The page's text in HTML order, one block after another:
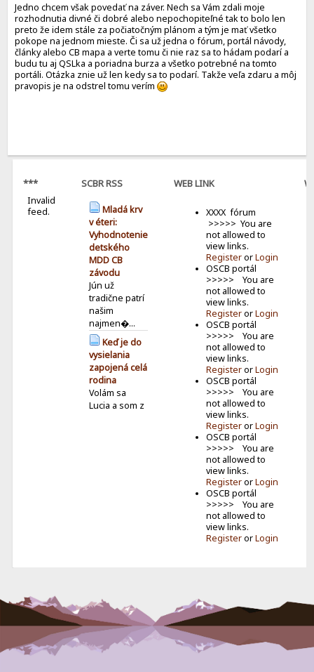
Jedno chcem však povedať na záver. Nech sa Vám zdali moje
rozhodnutia divné či dobré alebo nepochopiteľné tak to bolo len
preto že idem stále za počiatočným plánom a tým je mať všetko
pokope na jednom mieste. Či sa už jedna o fórum, portál návody,
články alebo CB mapa a verte tomu či nie raz sa to hádam podarí a
budu tu aj QSLka a poriadna burza a všetko potrebné na tomto
portáli. Otázka znie už len kedy sa to podarí. Takže veľa zdaru a môj
pravopis je na odstrel tomu verím
***
Invalid
feed.
SCBR RSS
Mladá krv
v éteri:
Vyhodnotenie
detského
MDD CB
závodu
Jún už
tradične patrí
našim
najmen�...
Keď je do
vysielania
zapojená celá
rodina
Volám sa
Lucia a som z
WEB LINK
XXXX fórum
>>>>> You are
not allowed to
view links.
RegisterorLogin
OSCB portál
>>>>> You are
not allowed to
view links.
RegisterorLogin
OSCB portál
>>>>> You are
not allowed to
view links.
RegisterorLogin
OSCB portál
>>>>> You are
not allowed to
view links.
RegisterorLogin
OSCB portál
>>>>> You are
not allowed to
view links.
RegisterorLogin
OSCB portál
>>>>> You are
not allowed to
view links.
RegisterorLogin